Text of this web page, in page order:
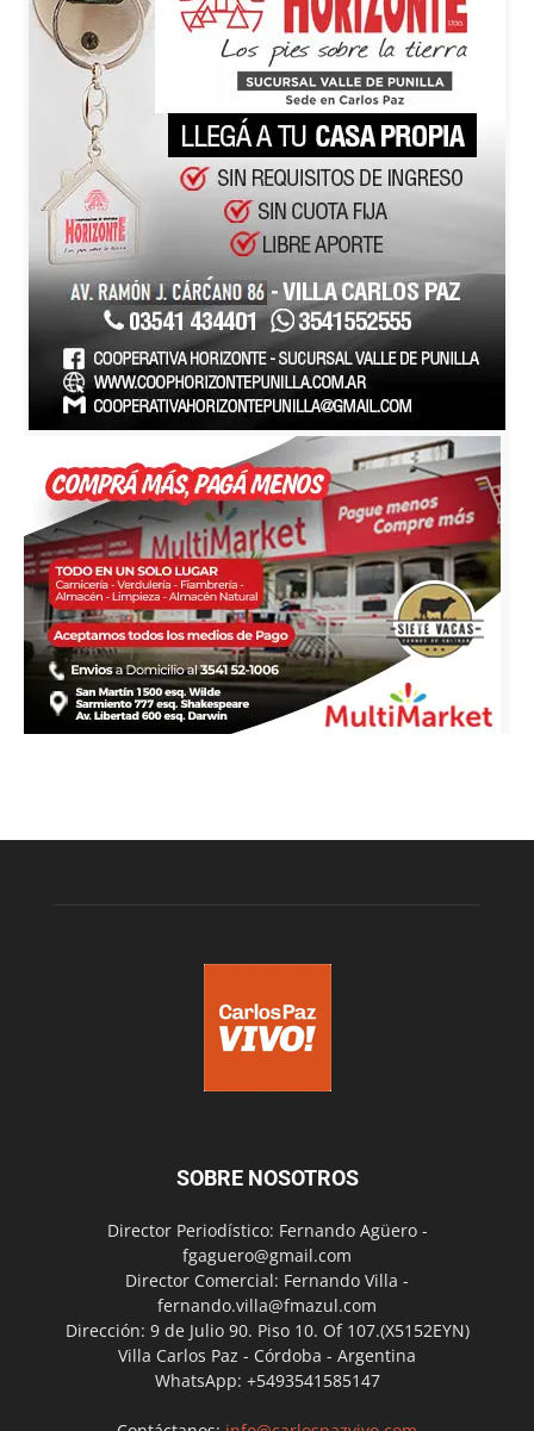
SOBRE NOSOTROS
Director Periodístico: Fernando Agüero -
fgaguero@gmail.com
Director Comercial: Fernando Villa -
fernando.villa@fmazul.com
Dirección: 9 de Julio 90. Piso 10. Of 107.(X5152EYN)
Villa Carlos Paz - Córdoba - Argentina
WhatsApp: +5493541585147